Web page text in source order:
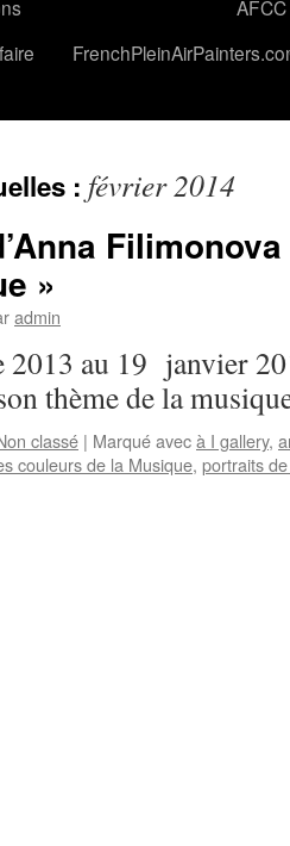
AFCC
: février 2014
»
admin
2013 au 19 janvier
thème de la
classé | Marqué avecà I gallery,
couleurs de la Musique, portraits